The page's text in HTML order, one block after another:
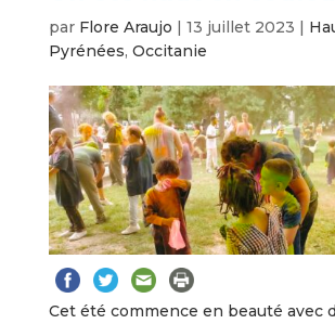
par Flore Araujo | 13 juillet 2023 |
Pyrénées, Occitanie
Cet été commence en beauté avec